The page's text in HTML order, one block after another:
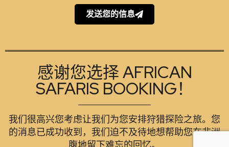
发送您的信息
感谢您选择 AFRICAN
SAFARIS BOOKING！
我们很高兴您考虑让我们为您安排狩猎探险之旅。您
的消息已成功收到，我们迫不及待地想帮助您在非洲
腹地留下难忘的回忆。